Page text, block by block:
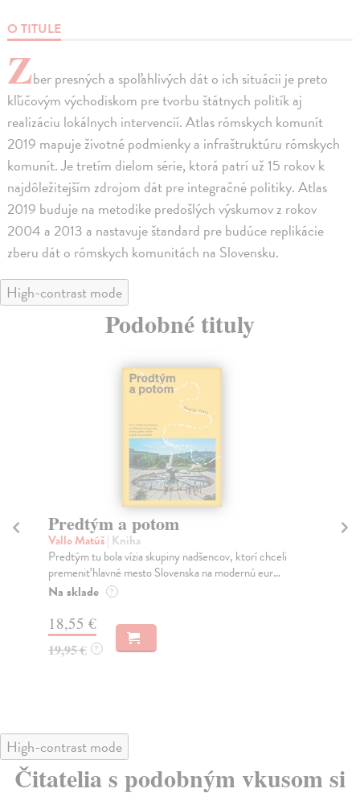
O TITULE
Zber presných a spoľahlivých dát o ich situácii je preto
kľúčovým východiskom pre tvorbu štátnych politík aj
realizáciu lokálnych intervencií. Atlas rómskych komunít
2019 mapuje životné podmienky a infraštruktúru rómskych
komunít. Je tretím dielom série, ktorá patrí už 15 rokov k
najdôležitejším zdrojom dát pre integračné politiky. Atlas
2019 buduje na metodike predošlých výskumov z rokov
2004 a 2013 a nastavuje štandard pre budúce replikácie
zberu dát o rómskych komunitách na Slovensku.
High-contrast mode
Podobné tituly
Predtým a potom
Vallo Matúš| Kniha
Predtým tu bola vízia skupiny nadšencov, ktorí chceli
premeniť hlavné mesto Slovenska na modernú eur...
Na sklade ?
18,55 €
19,95 € ?
High-contrast mode
Čitatelia s podobným vkusom si